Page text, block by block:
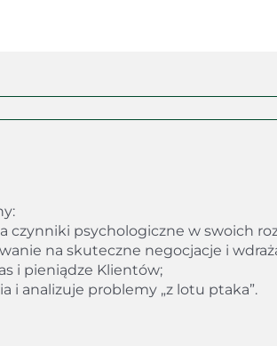
czynniki psychologiczne w swoich
na skuteczne negocjacje i
i pieniądze Klientów;
i analizuje problemy „z lotu ptaka”.